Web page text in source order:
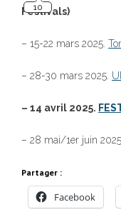
Festivals)
– 15-22 mars 2025.
– 28-30 mars 2025.
– 14 avril 2025.
– 28 mai/1er juin
Partager :
Facebook